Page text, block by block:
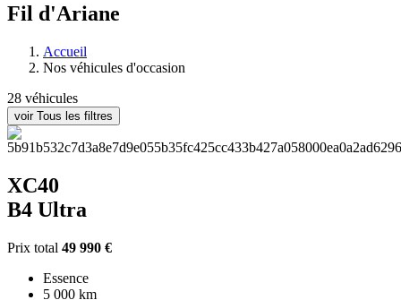
Fil d'Ariane
Accueil
Nos véhicules d'occasion
28 véhicules
voir Tous les filtres
XC40
B4 Ultra
Prix total 49 990 €
Essence
5 000 km